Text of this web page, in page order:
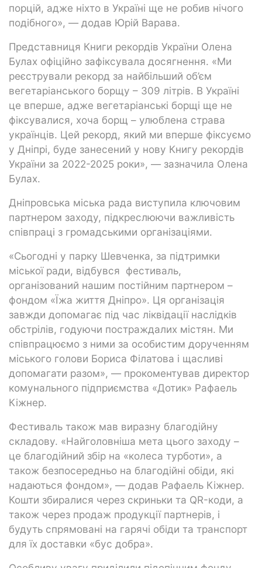
порцій, адже ніхто в Україні ще не робив нічого
подібного», — додав Юрій Варава.
Представниця Книги рекордів України Олена
Булах офіційно зафіксувала досягнення. «Ми
реєстрували рекорд за найбільший об’єм
вегетаріанського борщу – 309 літрів. В Україні
це вперше, адже вегетаріанські борщі ще не
фіксувалися, хоча борщ – улюблена страва
українців. Цей рекорд, який ми вперше фіксуємо
у Дніпрі, буде занесений у нову Книгу рекордів
України за 2022-2025 роки», — зазначила Олена
Булах.
Дніпровська міська рада виступила ключовим
партнером заходу, підкреслюючи важливість
співпраці з громадськими організаціями.
«Сьогодні у парку Шевченка, за підтримки
міської ради, відбувся фестиваль,
організований нашим постійним партнером –
фондом «Їжа життя Дніпро». Ця організація
завжди допомагає під час ліквідації наслідків
обстрілів, годуючи постраждалих містян. Ми
співпрацюємо з ними за особистим дорученням
міського голови Бориса Філатова і щасливі
допомагати разом», — прокоментував директор
комунального підприємства «Дотик» Рафаель
Кіжнер.
Фестиваль також мав виразну благодійну
складову. «Найголовніша мета цього заходу –
це благодійний збір на «колеса турботи», а
також безпосередньо на благодійні обіди, які
надаються фондом», — додав Рафаель Кіжнер.
Кошти збиралися через скриньки та QR-коди, а
також через продаж продукції партнерів, і
будуть спрямовані на гарячі обіди та транспорт
для їх доставки «бус добра».